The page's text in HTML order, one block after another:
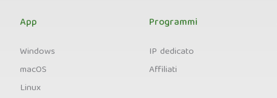
App
Windows
macOS
Linux
Programmi
IP dedicato
Affiliati